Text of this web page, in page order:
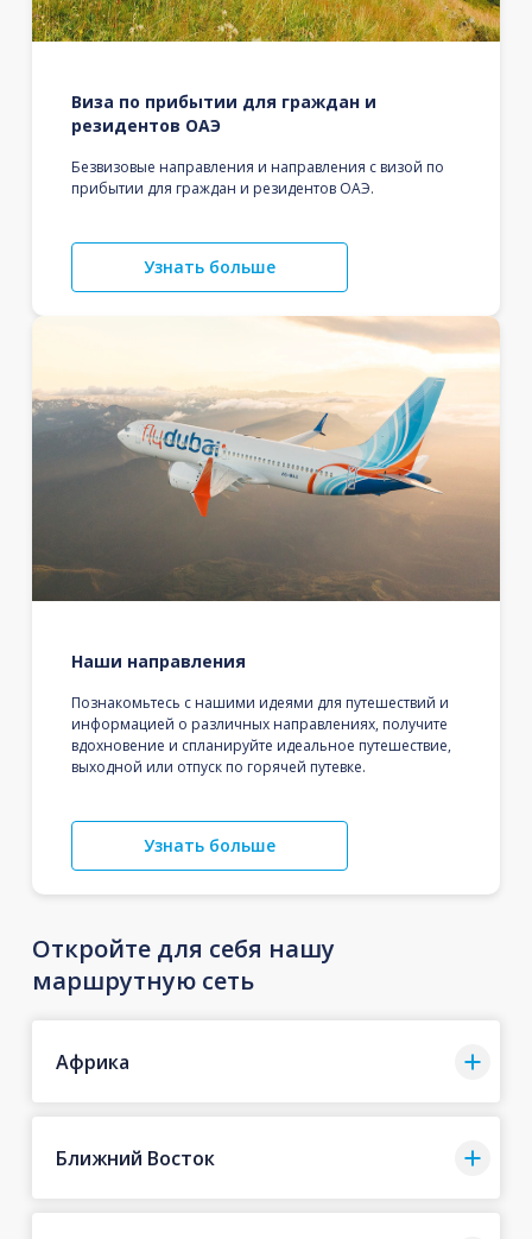
Виза по прибытии для граждан и
резидентов ОАЭ
Безвизовые направления и направления с визой по
прибытии для граждан и резидентов ОАЭ.
Узнать больше
Наши направления
Познакомьтесь с нашими идеями для путешествий и
информацией о различных направлениях, получите
вдохновение и спланируйте идеальное путешествие,
выходной или отпуск по горячей путевке.
Узнать больше
Откройте для себя нашу
маршрутную сеть
Африка
Ближний Восток